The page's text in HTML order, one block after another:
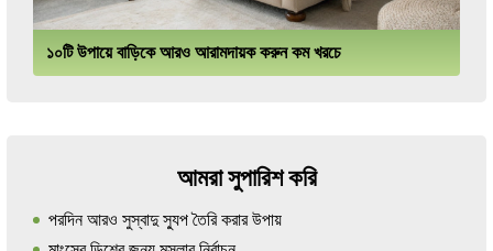
১০টি উপায়ে বাড়িকে আরও আরামদায়ক করুন কম খরচে
আমরা সুপারিশ করি
পরদিন আরও সুস্বাদু স্যুপ তৈরি করার উপায়